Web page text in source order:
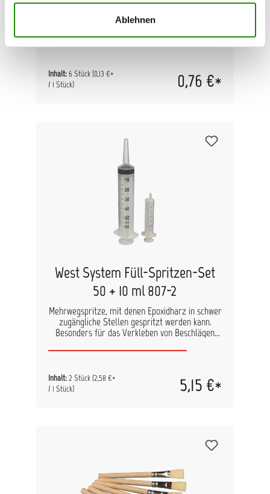
Ablehnen
150mm x 18mm breite gerundete Mixstäbe aus
Holz für das Mischen von Epoxidharz und zum
Inhalt: 6 Stück(0,13 €*
/ 1 Stück)
0,76 €*
West System Füll-Spritzen-Set
50 + 10 ml 807-2
Mehrwegspritze, mit denen Epoxidharz in schwer
zugängliche Stellen gespritzt werden kann.
Besonders für das Verkleben von Beschlägen
zum Abmessen kleinerer Mengen Harz und
nicht für Lacke geeignet 1x 50ml Spritze 1x 10ml
Inhalt:2 Stück(2,58 €*
/ 1 Stück)
5,15 €*